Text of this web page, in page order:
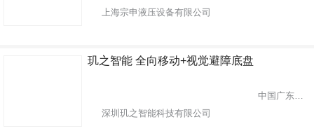
上海宗申液压设备有限公司
玑之智能 全向移动+视觉避障底盘
中国广东省深圳市
深圳玑之智能科技有限公司